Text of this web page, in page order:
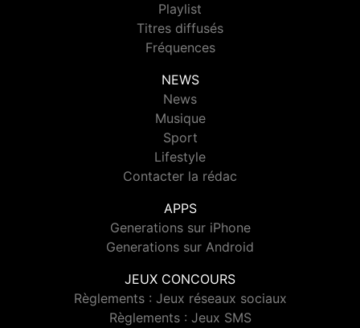
Playlist
Titres diffusés
Fréquences
NEWS
News
Musique
Sport
Lifestyle
Contacter la rédac
APPS
Generations sur iPhone
Generations sur Android
JEUX CONCOURS
Règlements : Jeux réseaux sociaux
Règlements : Jeux SMS